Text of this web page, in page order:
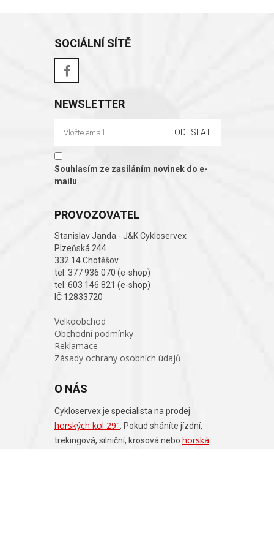
SOCIÁLNÍ SÍTĚ
NEWSLETTER
Souhlasím ze zasíláním novinek do e-
mailu
PROVOZOVATEL
Stanislav Janda - J&K Cykloservex
Plzeňská 244
332 14 Chotěšov
tel: 377 936 070 (e-shop)
tel: 603 146 821 (e-shop)
IČ 12833720
Velkoobchod
Obchodní podmínky
Reklamace
Zásady ochrany osobních údajů
O NÁS
Cykloservex je specialista na prodej
horských kol 29". Pokud sháníte jízdní,
trekingová, silniční, krosová nebo horská